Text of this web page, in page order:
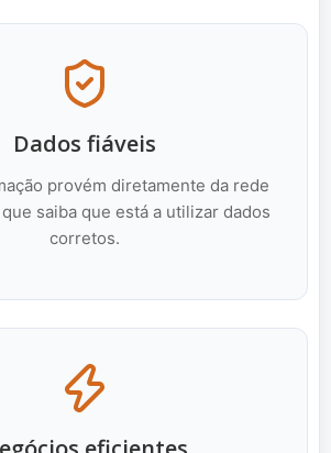
Dados fiáveis
provém diretamente da rede
saiba que está a utilizar dados
corretos.